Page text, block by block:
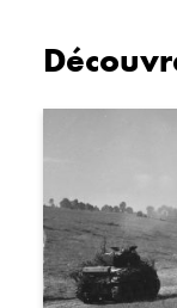
Date
Le 22 août 1951
Personnes
Lily Worden
Donald Edward